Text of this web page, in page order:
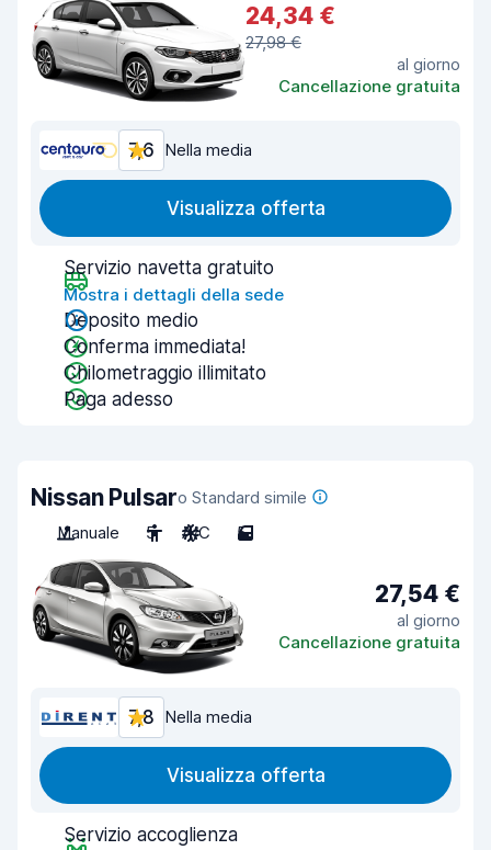
24,34 €
27,98 €
al giorno
Cancellazione gratuita
7,6 Nella media
Visualizza offerta
Servizio navetta gratuito
Mostra i dettagli della sede
Deposito medio
Conferma immediata!
Chilometraggio illimitato
Paga adesso
Nissan Pulsaro Standard simile
Manuale
5 A/C 5
27,54 €
al giorno
Cancellazione gratuita
7,8 Nella media
Visualizza offerta
Servizio accoglienza